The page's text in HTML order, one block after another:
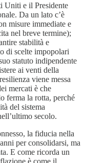
Uniti e il Presidente
Da un lato c’è
misure immediate e
nel breve termine);
stabilità e
di scelte impopolari
statuto indipendente
ai venti della
viene messa
mercati è che
ferma la rotta, perché
del sistema
secolo.
la fiducia nella
per consolidarsi, ma
E come ricorda un
è come il